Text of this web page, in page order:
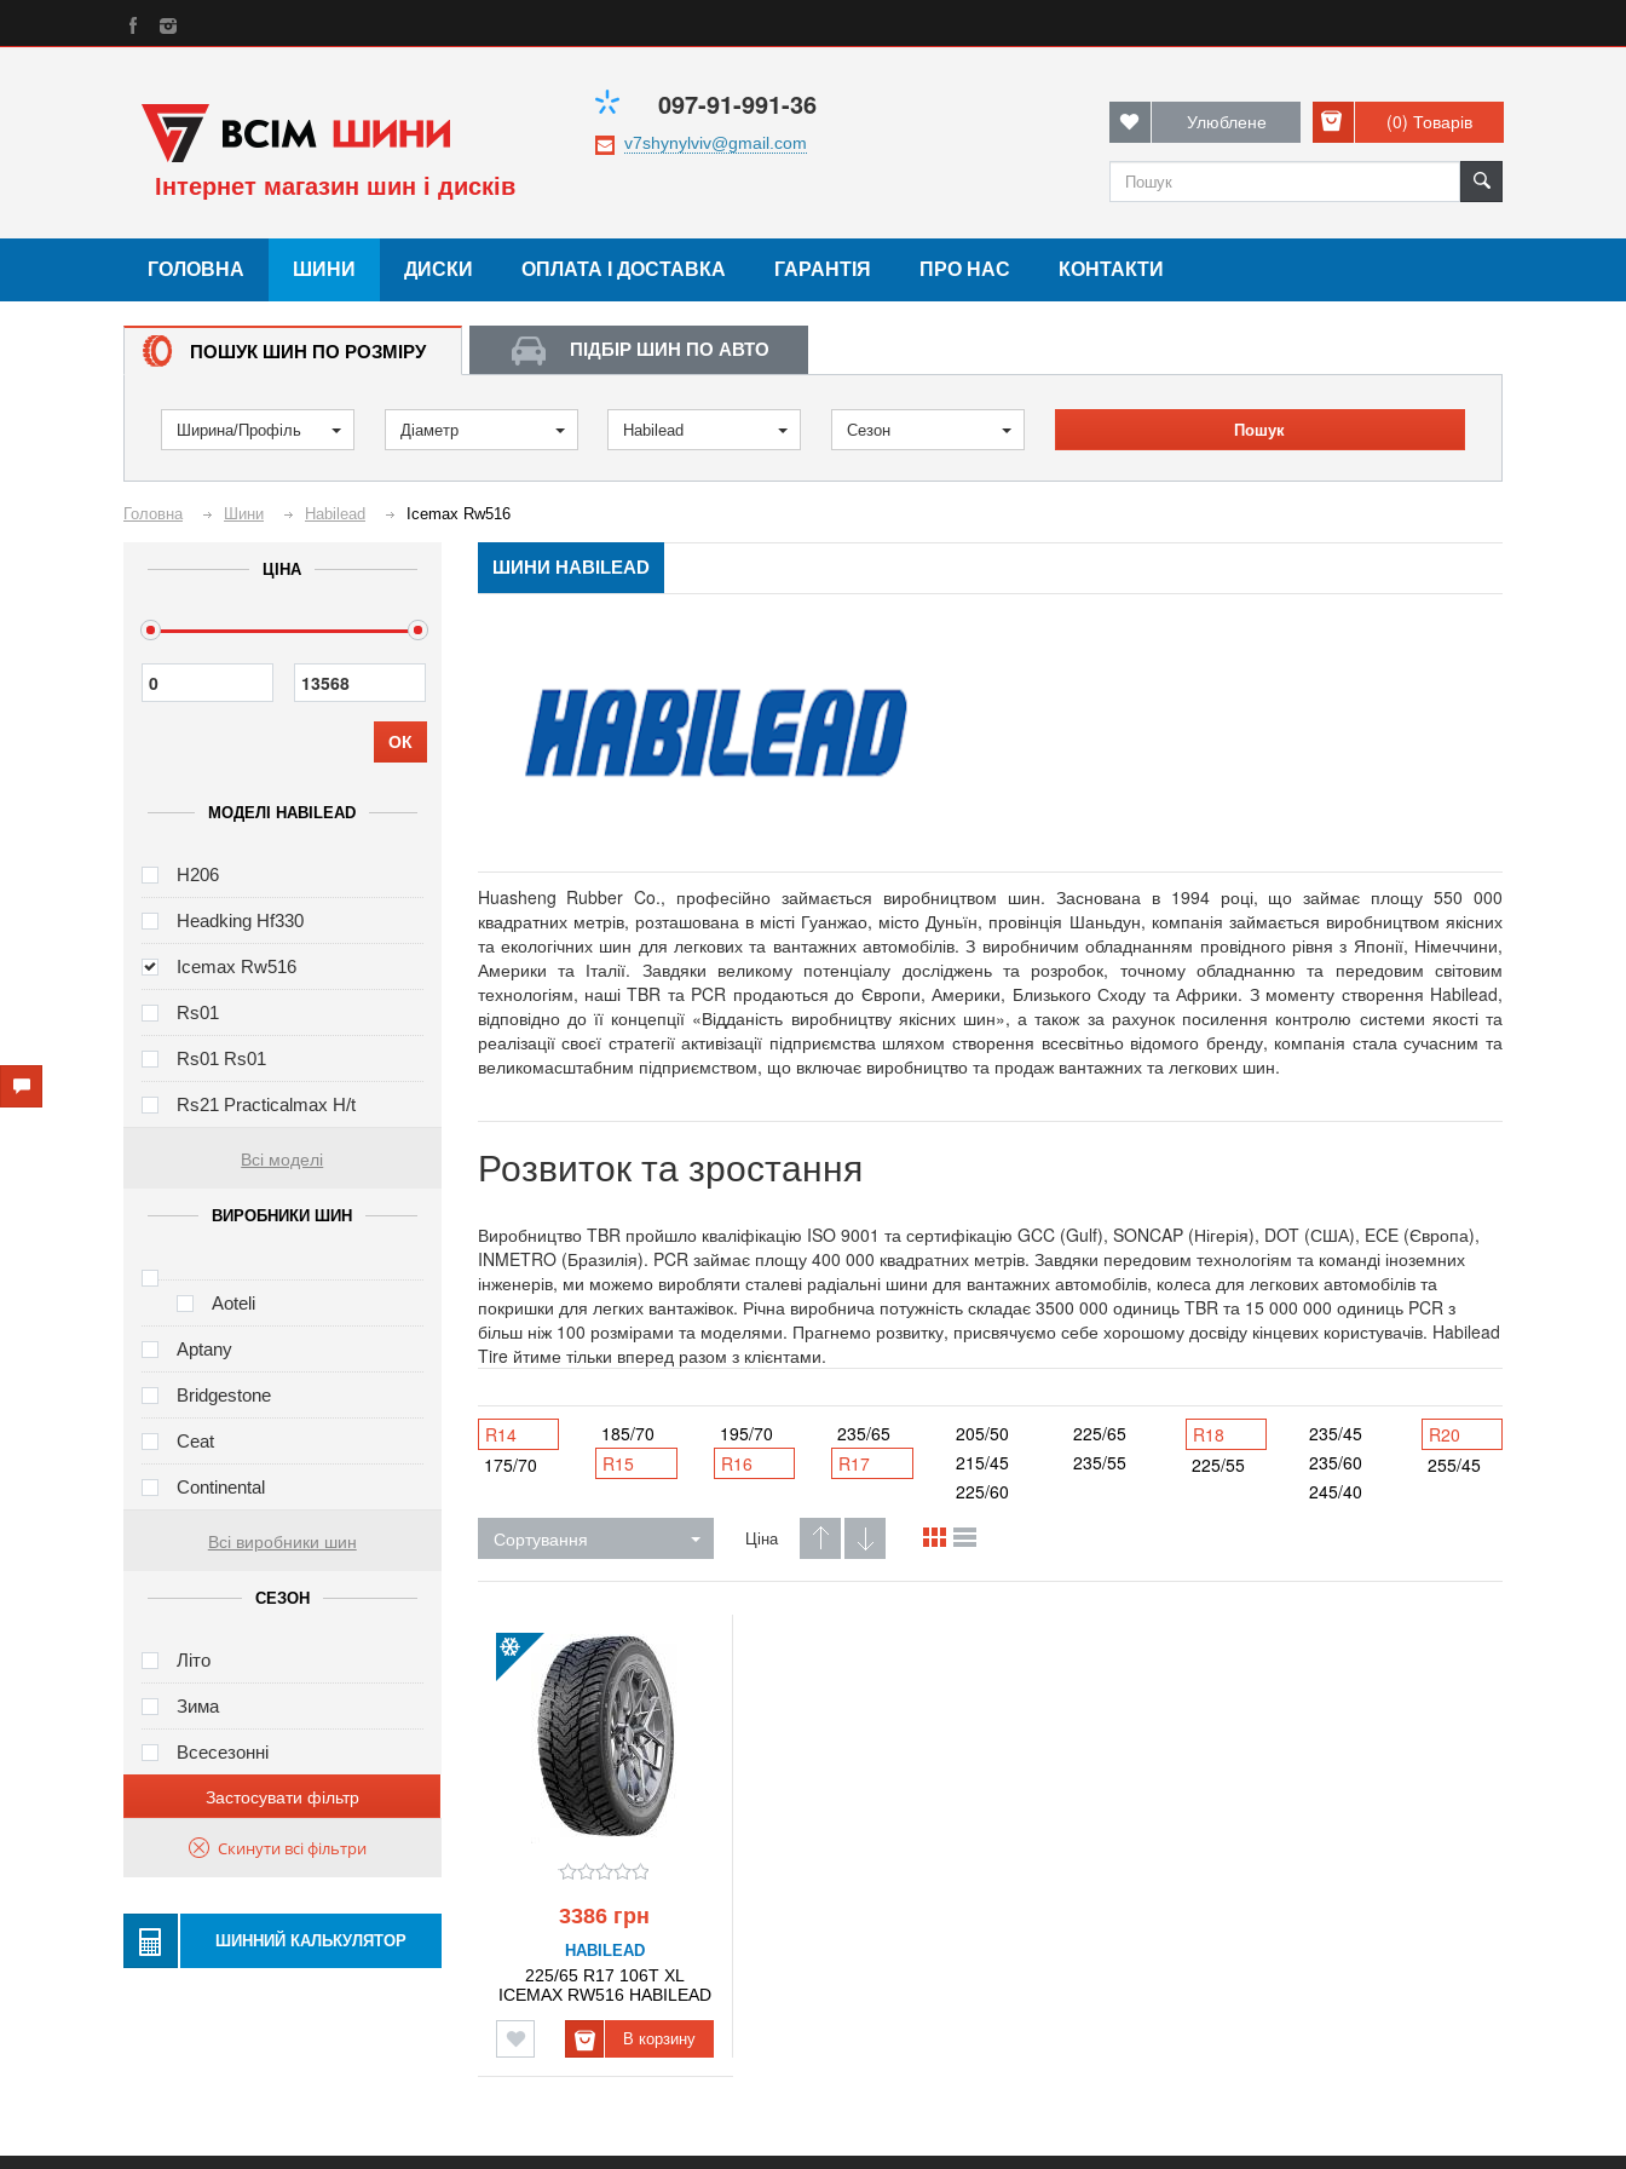
Інтернет магазин шин і дисків
097-91-991-36 Улюблене (0) Товарів
ГОЛОВНА ШИНИ ДИСКИ ОПЛАТА І ДОСТАВКА ГАРАНТІЯ ПРО НАС КОНТАКТИ
ПОШУК ШИН ПО РОЗМІРУ ПІДБІР ШИН ПО АВТО
Ширина/Профіль Діаметр Habilead Сезон Пошук
Головна Шини Habilead Icemax Rw516
ЦІНА
ОК
МОДЕЛІ HABILEAD
H206
Headking Hf330
Icemax Rw516
Rs01
Rs01 Rs01
Rs21 Practicalmax H/t
Всі моделі
ВИРОБНИКИ ШИН
Aoteli
Aptany
Bridgestone
Ceat
Continental
Всі виробники шин
СЕЗОН
Літо
Зима
Всесезонні
Застосувати фільтр
Скинути всі фільтри
ШИННИЙ КАЛЬКУЛЯТОР
ШИНИ HABILEAD
Huasheng Rubber Co., професійно займається виробництвом шин. Заснована в 1994 році, що займає площу 550 000
квадратних метрів, розташована в місті Гуанжао, місто Дуньїн, провінція Шаньдун, компанія займається виробництвом якісних
та екологічних шин для легкових та вантажних автомобілів. З виробничим обладнанням провідного рівня з Японії, Німеччини,
Америки та Італії. Завдяки великому потенціалу досліджень та розробок, точному обладнанню та передовим світовим
технологіям, наші TBR та PCR продаються до Європи, Америки, Близького Сходу та Африки. З моменту створення Habilead,
відповідно до її концепції «Відданість виробництву якісних шин», а також за рахунок посилення контролю системи якості та
реалізації своєї стратегії активізації підприємства шляхом створення всесвітньо відомого бренду, компанія стала сучасним та
великомасштабним підприємством, що включає виробництво та продаж вантажних та легкових шин.
Розвиток та зростання
Виробництво TBR пройшло кваліфікацію ISO 9001 та сертифікацію GCC (Gulf), SONCAP (Нігерія), DOT (США), ECE (Європа),
INMETRO (Бразилія). PCR займає площу 400 000 квадратних метрів. Завдяки передовим технологіям та команді іноземних
інженерів, ми можемо виробляти сталеві радіальні шини для вантажних автомобілів, колеса для легкових автомобілів та
покришки для легких вантажівок. Річна виробнича потужність складає 3500 000 одиниць TBR та 15 000 000 одиниць PCR з
більш ніж 100 розмірами та моделями. Прагнемо розвитку, присвячуємо себе хорошому досвіду кінцевих користувачів. Habilead
Tire йтиме тільки вперед разом з клієнтами.
R14
175/70
185/70
R15
195/70
R16
235/65
R17
205/50
215/45
225/60
225/65
235/55
R18
225/55
235/45
235/60
245/40
R20
255/45
Сортування Ціна
3386 грн
HABILEAD
225/65 R17 106T XL
ICEMAX RW516 HABILEAD
В корзину